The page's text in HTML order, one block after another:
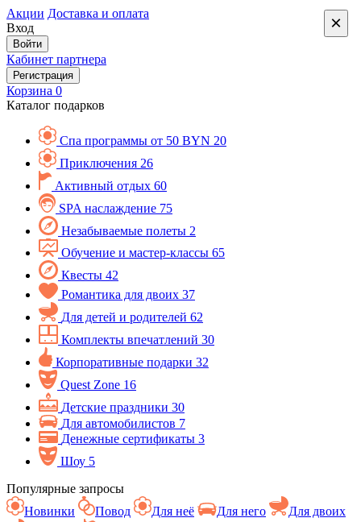
Акции Доставка и оплата
Вход
Войти
Кабинет партнера
Регистрация
Корзина 0
Каталог подарков
Спа программы от 50 BYN 20
Приключения 26
Активный отдых 60
SPA наслаждение 75
Незабываемые полеты 2
Обучение и мастер-классы 65
Квесты 42
Романтика для двоих 37
Для детей и родителей 62
Комплекты впечатлений 30
Корпоративные подарки 32
Quest Zone 16
Детские праздники 30
Для автомобилистов 7
Денежные сертификаты 3
Шоу 5
Популярные запросы
Новинки
Повод Для неё Для него
Для двоих
×